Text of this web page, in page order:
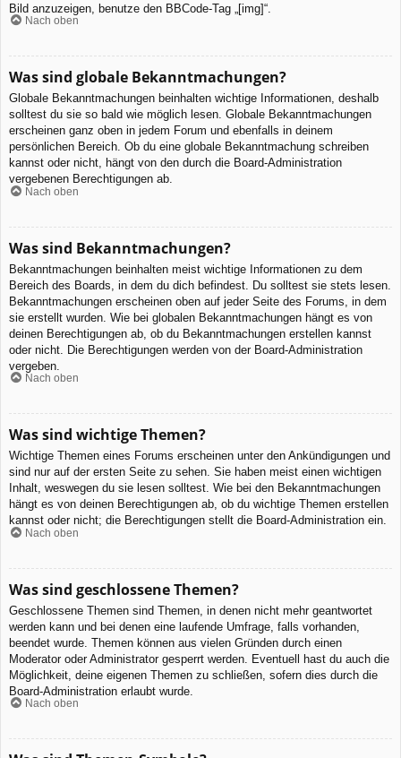
Bild anzuzeigen, benutze den BBCode-Tag „[img]“.
Nach oben
Was sind globale Bekanntmachungen?
Globale Bekanntmachungen beinhalten wichtige Informationen, deshalb
solltest du sie so bald wie möglich lesen. Globale Bekanntmachungen
erscheinen ganz oben in jedem Forum und ebenfalls in deinem
persönlichen Bereich. Ob du eine globale Bekanntmachung schreiben
kannst oder nicht, hängt von den durch die Board-Administration
vergebenen Berechtigungen ab.
Nach oben
Was sind Bekanntmachungen?
Bekanntmachungen beinhalten meist wichtige Informationen zu dem
Bereich des Boards, in dem du dich befindest. Du solltest sie stets lesen.
Bekanntmachungen erscheinen oben auf jeder Seite des Forums, in dem
sie erstellt wurden. Wie bei globalen Bekanntmachungen hängt es von
deinen Berechtigungen ab, ob du Bekanntmachungen erstellen kannst
oder nicht. Die Berechtigungen werden von der Board-Administration
vergeben.
Nach oben
Was sind wichtige Themen?
Wichtige Themen eines Forums erscheinen unter den Ankündigungen und
sind nur auf der ersten Seite zu sehen. Sie haben meist einen wichtigen
Inhalt, weswegen du sie lesen solltest. Wie bei den Bekanntmachungen
hängt es von deinen Berechtigungen ab, ob du wichtige Themen erstellen
kannst oder nicht; die Berechtigungen stellt die Board-Administration ein.
Nach oben
Was sind geschlossene Themen?
Geschlossene Themen sind Themen, in denen nicht mehr geantwortet
werden kann und bei denen eine laufende Umfrage, falls vorhanden,
beendet wurde. Themen können aus vielen Gründen durch einen
Moderator oder Administrator gesperrt werden. Eventuell hast du auch die
Möglichkeit, deine eigenen Themen zu schließen, sofern dies durch die
Board-Administration erlaubt wurde.
Nach oben